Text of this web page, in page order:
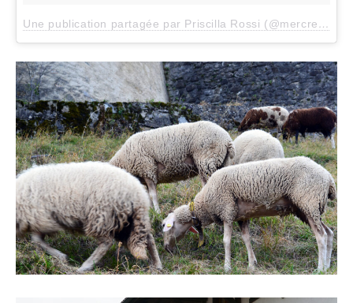
Une publication partagée par Priscilla Rossi (@mercredieblog)